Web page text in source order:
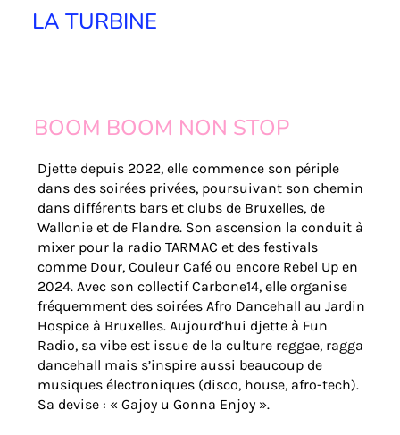
LA TURBINE
BOOM BOOM NON STOP
Djette depuis 2022, elle commence son périple
dans des soirées privées, poursuivant son chemin
dans différents bars et clubs de Bruxelles, de
Wallonie et de Flandre. Son ascension la conduit à
mixer pour la radio TARMAC et des festivals
comme Dour, Couleur Café ou encore Rebel Up en
2024. Avec son collectif Carbone14, elle organise
fréquemment des soirées Afro Dancehall au Jardin
Hospice à Bruxelles. Aujourd’hui djette à Fun
Radio, sa vibe est issue de la culture reggae, ragga
dancehall mais s’inspire aussi beaucoup de
musiques électroniques (disco, house, afro-tech).
Sa devise : « Gajoy u Gonna Enjoy ».